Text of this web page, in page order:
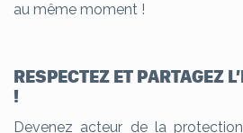
au même moment !
RESPECTEZ ET PARTAGEZ
!
Devenez acteur de la